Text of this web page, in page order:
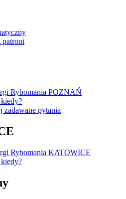
patroni
Rybomania POZNAŃ
zadawane pytania
Rybomania KATOWICE